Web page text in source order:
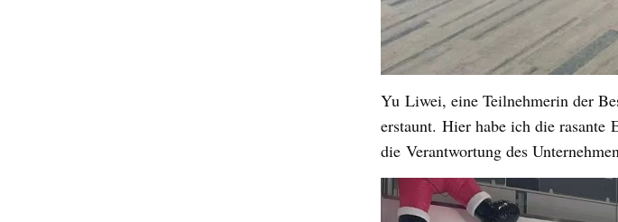
Yu Liwei, eine Teilnehmerin der
erstaunt. Hier habe ich die rasante
die Verantwortung des